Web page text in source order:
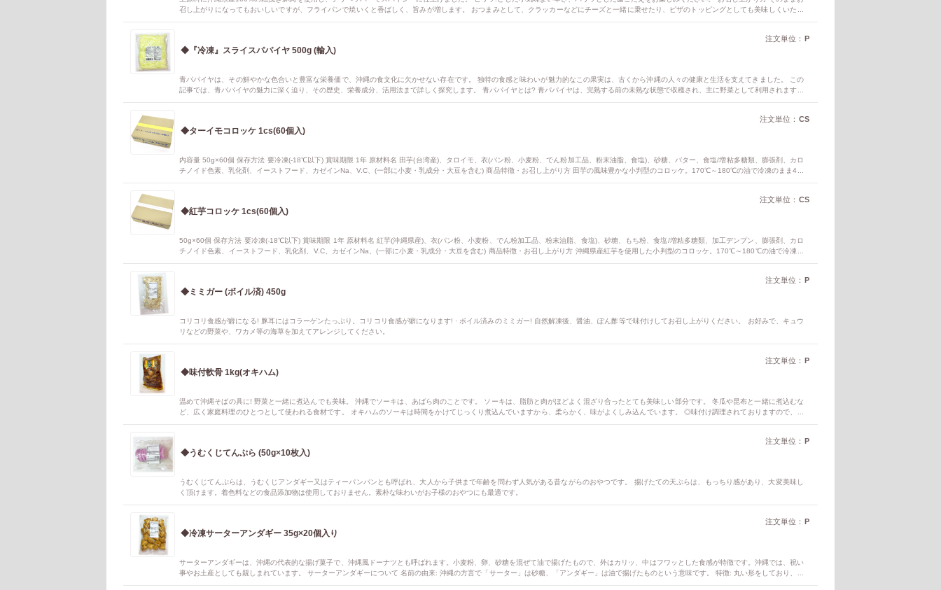
召し上がりになってもおいしいですが、フライパンで焼いくと香ばしく、旨みが増します。 おつまみとして、クラッカーなどにチーズと一緒に乗せたり、ピザのトッピングとしても美味しくいただ
◆『冷凍』スライスパパイヤ 500g (輸入)
注文単位： P
青パパイヤは、その鮮やかな色合いと豊富な栄養価で、沖縄の食文化に欠かせない存在です。 独特の食感と味わいが魅力的なこの果実は、古くから沖縄の人々の健康と生活を支えてきました。 この
記事では、青パパイヤの魅力に深く迫り、その歴史、栄養成分、活用法まで詳しく探究します。 青パパイヤとは? 青パパイヤは、完熟する前の未熟な状態で収穫され、主に野菜として利用されます。
◆ターイモコロッケ 1cs(60個入)
注文単位： CS
内容量 50g×60個 保存方法 要冷凍(-18℃以下) 賞味期限 1年 原材料名 田芋(台湾産)、タロイモ、衣(パン粉、小麦粉、でん粉加工品、粉末油脂、食塩)、砂糖、バター、食塩/増粘多糖類、膨張剤、カロ
チノイド色素、乳化剤、イーストフード、カゼインNa、V.C、(一部に小麦・乳成分・大豆を含む) 商品特徴・お召し上がり方 田芋の風味豊かな小判型のコロッケ。170℃～180℃の油で冷凍のまま4分
◆紅芋コロッケ 1cs(60個入)
注文単位： CS
50g×60個 保存方法 要冷凍(-18℃以下) 賞味期限 1年 原材料名 紅芋(沖縄県産)、衣(パン粉、小麦粉、でん粉加工品、粉末油脂、食塩)、砂糖、もち粉、食塩/増粘多糖類、加工デンプン、膨張剤、カロ
チノイド色素、イーストフード、乳化剤、V.C、カゼインNa、(一部に小麦・乳成分・大豆を含む) 商品特徴・お召し上がり方 沖縄県産紅芋を使用した小判型のコロッケ。170℃～180℃の油で冷凍の
◆ミミガー (ボイル済) 450g
注文単位： P
コリコリ食感が癖になる! 豚耳にはコラーゲンたっぷり。コリコリ食感が癖になります! · ボイル済みのミミガー! 自然解凍後、醤油、ぽん酢等で味付けしてお召し上がりください。 お好みで、キュウ
リなどの野菜や、ワカメ等の海草を加えてアレンジしてください。
◆味付軟骨 1kg(オキハム)
注文単位： P
温めて沖縄そばの具に! 野菜と一緒に煮込んでも美味。 沖縄でソーキは、あばら肉のことです。 ソーキは、脂肪と肉がほどよく混ざり合ったとても美味しい部分です。 冬瓜や昆布と一緒に煮込むな
ど、広く家庭料理のひとつとして使われる食材です。 オキハムのソーキは時間をかけてじっくり煮込んでいますから、柔らかく、味がよくしみ込んでいます。 ◎味付け調理されておりますので、温
◆うむくじてんぷら (50g×10枚入)
注文単位： P
うむくじてんぷらは、うむくじアンダギー又はティーパンパンとも呼ばれ、大人から子供まで年齢を問わず人気がある昔ながらのおやつです。 揚げたての天ぷらは、もっちり感があり、大変美味し
く頂けます。着色料などの食品添加物は使用しておりません。素朴な味わいがお子様のおやつにも最適です。
◆冷凍サーターアンダギー 35g×20個入り
注文単位： P
サーターアンダギーは、沖縄の代表的な揚げ菓子で、沖縄風ドーナツとも呼ばれます。小麦粉、卵、砂糖を混ぜて油で揚げたもので、外はカリッ、中はフワッとした食感が特徴です。沖縄では、祝い
事やお土産としても親しまれています。 サーターアンダギーについて 名前の由来: 沖縄の方言で「サーター」は砂糖、「アンダギー」は油で揚げたものという意味です。 特徴: 丸い形をしており、揚